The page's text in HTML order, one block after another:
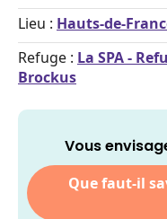
Lieu : Hauts-de-
Refuge : La SPA -
Brockus
Vous
Que faut-il